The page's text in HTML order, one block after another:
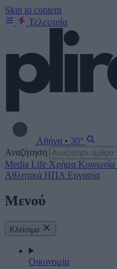
Skip to content
Τελευταία
Αθήνα • 30°
Αναζήτηση
Media Life Χρήμα Κοινωνία
Αθλητικά ΗΠΑ Εργασία
Μενού
Κλείσιμο
Οικονομία